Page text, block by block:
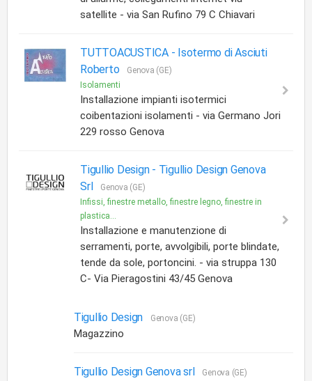
satellite - via San Rufino 79 C Chiavari
TUTTOACUSTICA - Isotermo di Asciuti
Roberto
Genova (GE)
Isolamenti
Installazione impianti isotermici
coibentazioni isolamenti - via Germano Jori
229 rosso Genova
Tigullio Design - Tigullio Design Genova
Srl
Genova (GE)
Infissi, finestre metallo, finestre legno, finestre in
plastica...
Installazione e manutenzione di
serramenti, porte, avvolgibili, porte blindate,
tende da sole, portoncini. - via struppa 130
C- Via Pieragostini 43/45 Genova
Tigullio Design Genova (GE)
Magazzino
Tigullio Design Genova srl Genova (GE)